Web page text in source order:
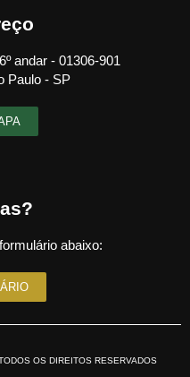
andar - 01306-901
Paulo - SP
abaixo:
OS DIREITOS RESERVADOS